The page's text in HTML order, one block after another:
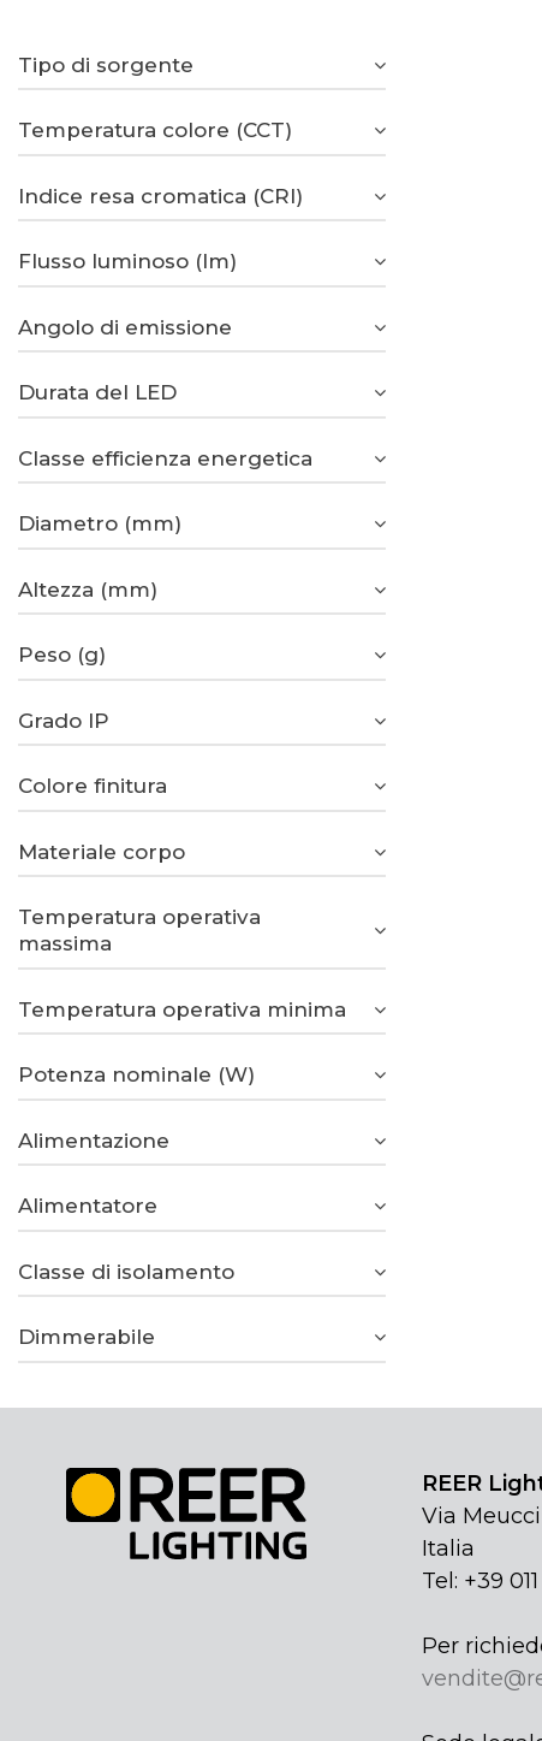
Tipo di sorgente
Temperatura colore (CCT)
Indice resa cromatica (CRI)
Flusso luminoso (lm)
Angolo di emissione
Durata del LED
Classe efficienza energetica
Diametro (mm)
Altezza (mm)
Peso (g)
Grado IP
Colore finitura
Materiale corpo
Temperatura operativa
massima
Temperatura operativa minima
Potenza nominale (W)
Alimentazione
Alimentatore
Classe di isolamento
Dimmerabile
REER
Via
Italia
Tel: +39
Per